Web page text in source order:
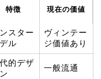
特徴 現在の価値
スター
ル
ヴィンテー
ジ価値あり
的デザ
一般流通